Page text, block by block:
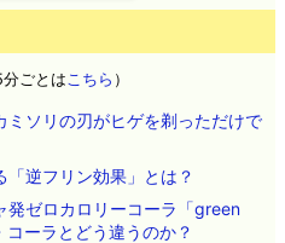
ごとは こちら ）
ソリの刃がヒゲを剃っただけで
「逆フリン効果」とは？
発ゼロカロリーコーラ「green
ーラとどう違うのか？